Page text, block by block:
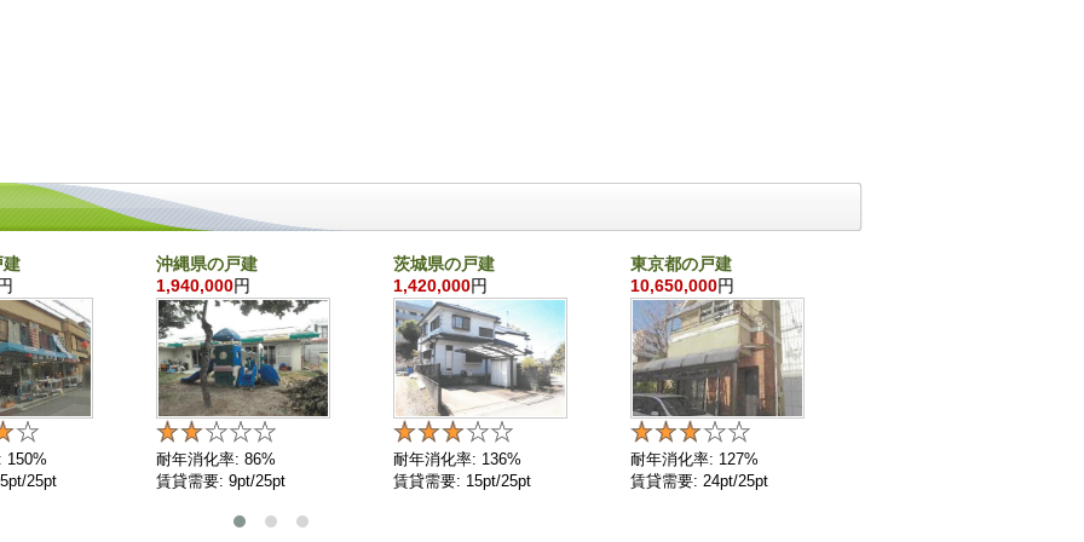
建
150%
25pt
沖縄県の戸建
1,940,000円
耐年消化率: 86%
賃貸需要: 9pt/25pt
茨城県の戸建
1,420,000円
耐年消化率: 136%
賃貸需要: 15pt/25pt
東京都の戸建
10,650,000円
耐年消化率: 127%
賃貸需要: 24pt/25pt